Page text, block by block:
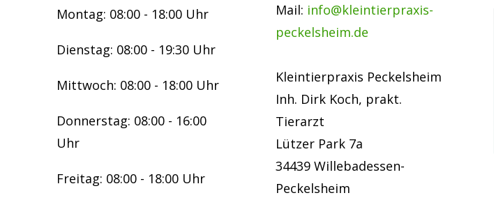
Montag: 08:00 - 18:00 Uhr
Dienstag: 08:00 - 19:30 Uhr
Mittwoch: 08:00 - 18:00 Uhr
Donnerstag: 08:00 - 16:00
Uhr
Freitag: 08:00 - 18:00 Uhr
Mail: info@kleintierpraxis-
peckelsheim.de
Kleintierpraxis Peckelsheim
Inh. Dirk Koch, prakt.
Tierarzt
Lützer Park 7a
34439 Willebadessen-
Peckelsheim